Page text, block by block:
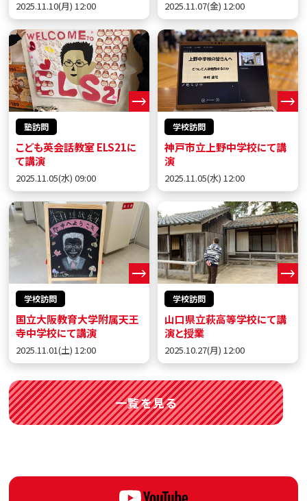
2025.11.10(月) 12:00 2025.11.07(金) 12:00
塾訪問
こども英会話教室 ELS21に
て講演
2025.11.05(水) 09:00
学校訪問
神戸市立上野中学校にて講
演
2025.11.05(水) 12:00
学校訪問
国立大阪教育大学附属天王
寺中学校にて講演
2025.11.01(土) 12:00
学校訪問
山口県立萩高等学校にて講
演と授業
2025.10.27(月) 12:00
一覧を見る